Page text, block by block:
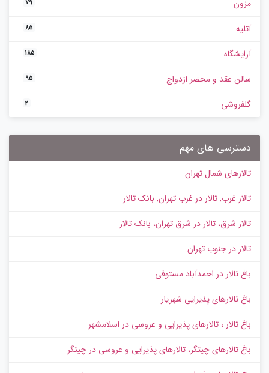
مزون 79
آتلیه 85
آرایشگاه 185
سالن عقد و محضر ازدواج 95
گلفروشی 2
دسترسی های مهم
تالارهای شمال تهران
تالار غرب, تالار در غرب تهران, بانک تالار
تالار شرق، تالار در شرق تهران، بانک تالار
تالار در جنوب تهران
باغ تالار در احمدآباد مستوفی
باغ تالارهای پذیرایی شهریار
باغ تالار ، تالارهای پذیرایی و عروسی در اسلامشهر
باغ تالارهای چیتگر، تالارهای پذیرایی و عروسی در چیتگر